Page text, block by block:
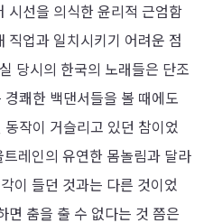
시선을 의식한 윤리적 근엄함
직업과 일치시키기 어려운 점
당시의 한국의 노래들은 단조
쾌한 백댄서들을 볼 때에도
작이 거슬리고 있던 참이었
레인의 유연한 몸놀림과 달라
이 들던 것과는 다른 것이었
면 춤을 출 수 없다는 것 쯤은